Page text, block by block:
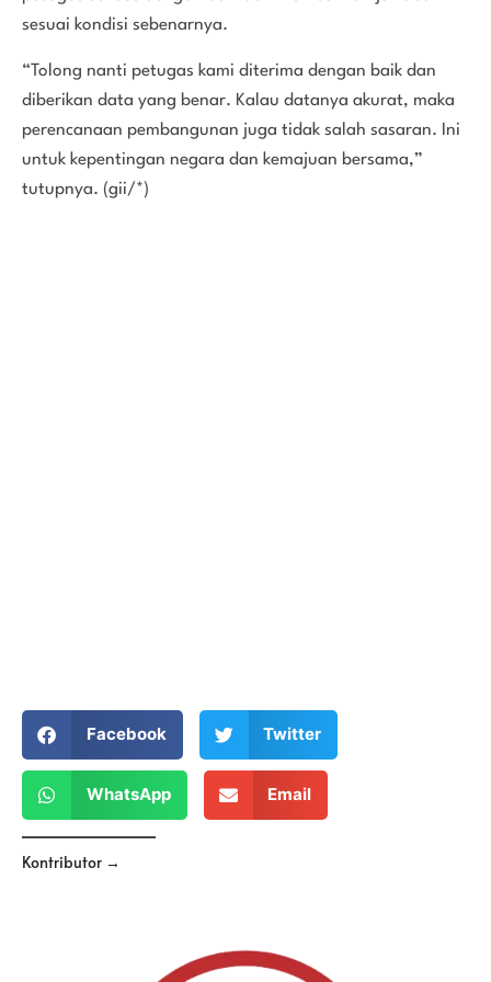
sesuai kondisi sebenarnya.
“Tolong nanti petugas kami diterima dengan baik dan
diberikan data yang benar. Kalau datanya akurat, maka
perencanaan pembangunan juga tidak salah sasaran. Ini
untuk kepentingan negara dan kemajuan bersama,”
tutupnya. (gii/*)
Facebook Twitter
WhatsApp Email
Kontributor →